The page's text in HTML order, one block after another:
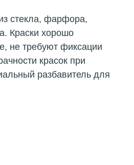
стекла, фарфора,
Краски хорошо
не требуют фиксации
красок при
разбавитель для